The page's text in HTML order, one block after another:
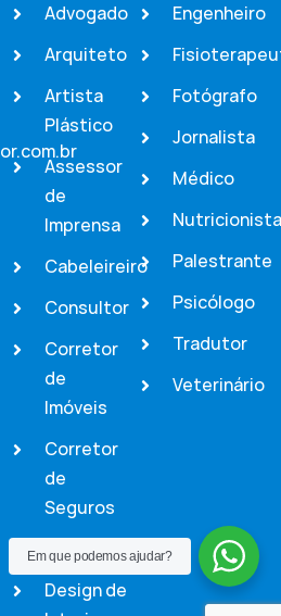
Advogado
Arquiteto
Artista
Plástico
Assessor
de
Imprensa
Cabeleireiro
Consultor
Corretor
de
Imóveis
Corretor
de
Seguros
Dentista
Design de
Engenheiro
Fotógrafo
Jornalista
Médico
Nutricionista
Palestrante
Psicólogo
Tradutor
Veterinário
Em que podemos ajudar?